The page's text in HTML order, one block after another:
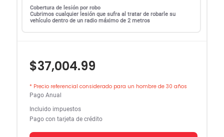
Cobertura de lesión por robo
Cubrimos cualquier lesión que sufra al tratar de robarle su
vehículo dentro de un radio máximo de 2 metros
$37,004.99
* Precio referencial considerado para un hombre de 30 años
Pago Anual
Incluido impuestos
Pago con tarjeta de crédito